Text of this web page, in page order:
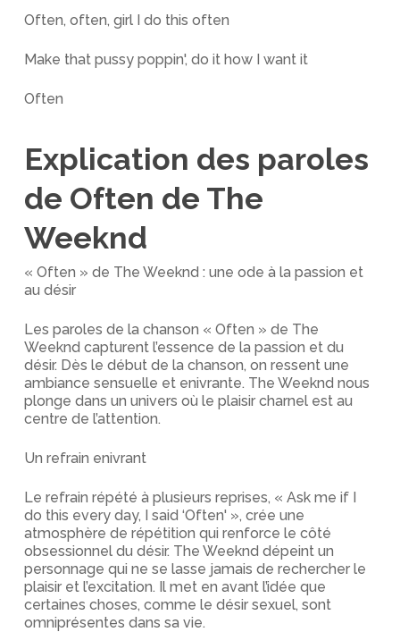
Often, often, girl I do this often
Make that pussy poppin', do it how I want it
Often
Explication des paroles
de Often de The
Weeknd
« Often » de The Weeknd : une ode à la passion et
au désir
Les paroles de la chanson « Often » de The
Weeknd capturent l’essence de la passion et du
désir. Dès le début de la chanson, on ressent une
ambiance sensuelle et enivrante. The Weeknd nous
plonge dans un univers où le plaisir charnel est au
centre de l’attention.
Un refrain enivrant
Le refrain répété à plusieurs reprises, « Ask me if I
do this every day, I said ‘Often' », crée une
atmosphère de répétition qui renforce le côté
obsessionnel du désir. The Weeknd dépeint un
personnage qui ne se lasse jamais de rechercher le
plaisir et l’excitation. Il met en avant l’idée que
certaines choses, comme le désir sexuel, sont
omniprésentes dans sa vie.